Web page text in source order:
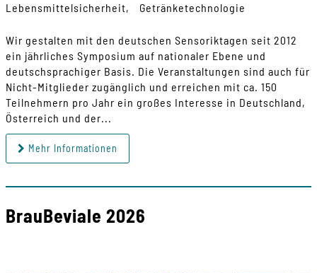
Lebensmittelsicherheit
Getränketechnologie
Wir gestalten mit den deutschen Sensoriktagen seit 2012
ein jährliches Symposium auf nationaler Ebene und
deutschsprachiger Basis. Die Veranstaltungen sind auch für
Nicht-Mitglieder zugänglich und erreichen mit ca. 150
Teilnehmern pro Jahr ein großes Interesse in Deutschland,
Österreich und der...
Mehr Informationen
BrauBeviale 2026